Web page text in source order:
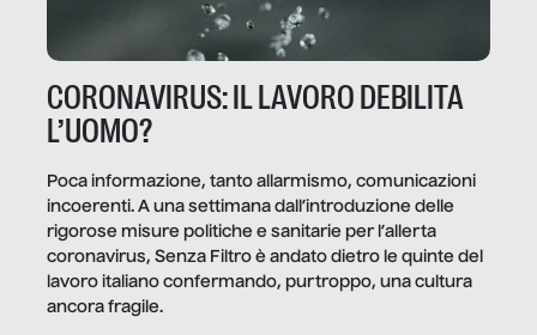
CORONAVIRUS: IL LAVORO DEBILITA
L’UOMO?
Poca informazione, tanto allarmismo, comunicazioni
incoerenti. A una settimana dall’introduzione delle
rigorose misure politiche e sanitarie per l’allerta
coronavirus, Senza Filtro è andato dietro le quinte del
lavoro italiano confermando, purtroppo, una cultura
ancora fragile.